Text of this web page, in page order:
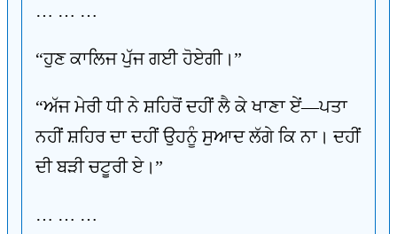
… … …
“ਹੁਣ ਕਾਲਿਜ ਪੁੱਜ ਗਈ ਹੋਏਗੀ।”
“ਅੱਜ ਮੇਰੀ ਧੀ ਨੇ ਸ਼ਹਿਰੋਂ ਦਹੀਂ ਲੈ ਕੇ ਖਾਣਾ ਏਂ—ਪਤਾ
ਨਹੀਂ ਸ਼ਹਿਰ ਦਾ ਦਹੀਂ ਉਹਨੂੰ ਸੁਆਦ ਲੱਗੇ ਕਿ ਨਾ। ਦਹੀਂ
ਦੀ ਬੜੀ ਚਟੂਰੀ ਏ।”
… … …